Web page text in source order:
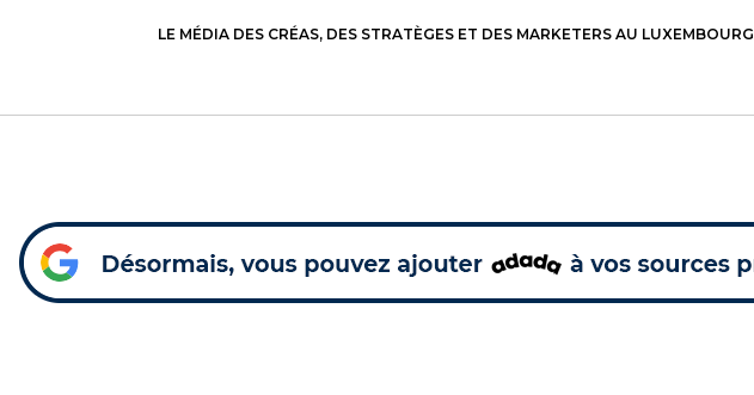
LE MÉDIA DES CRÉAS, DES STRATÈGES ET DES MARKETERS AU LUXEMBOURG